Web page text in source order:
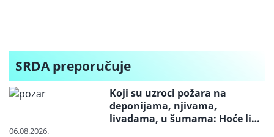
SRDA preporučuje
Koji su uzroci požara na
deponijama, njivama,
livadama, u šumama: Hoće li
06.08.2026.